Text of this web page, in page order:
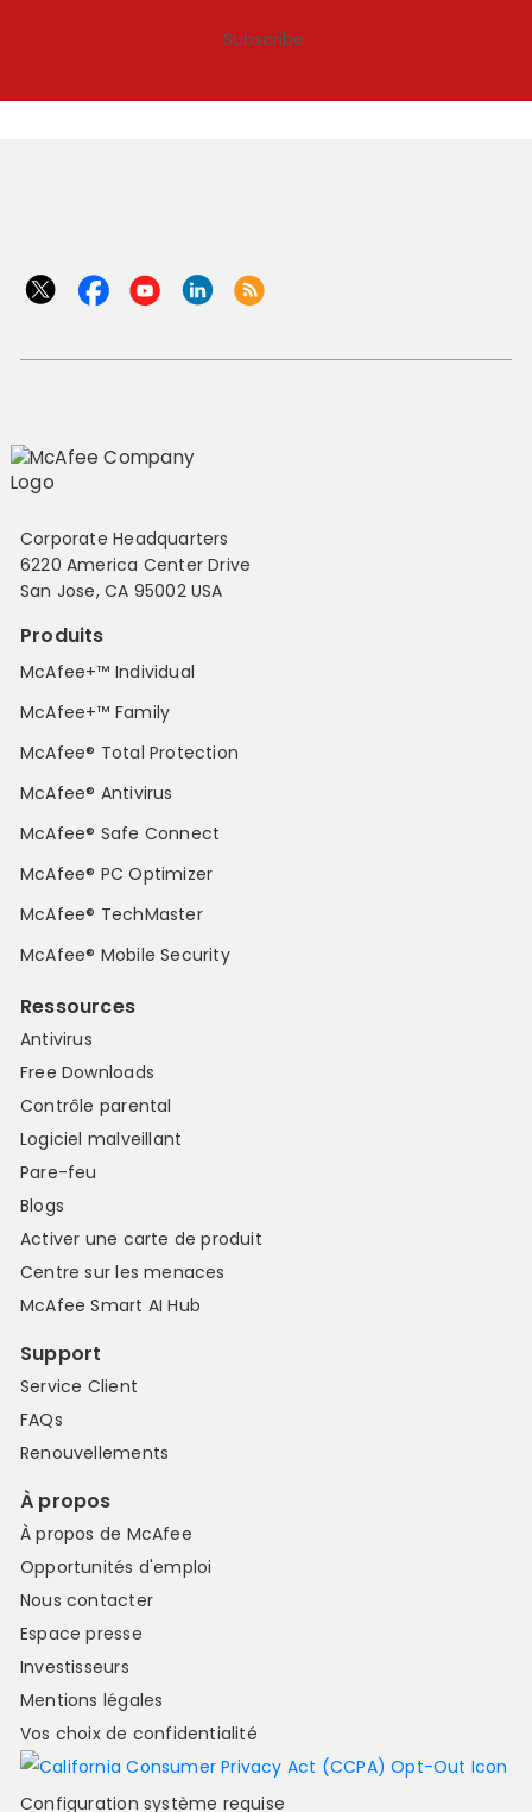
Subscribe
Corporate Headquarters
6220 America Center Drive
San Jose, CA 95002 USA
Produits
McAfee+™ Individual
McAfee+™ Family
McAfee® Total Protection
McAfee® Antivirus
McAfee® Safe Connect
McAfee® PC Optimizer
McAfee® TechMaster
McAfee® Mobile Security
Ressources
Antivirus
Free Downloads
Contrôle parental
Logiciel malveillant
Pare-feu
Blogs
Activer une carte de produit
Centre sur les menaces
McAfee Smart AI Hub
Support
Service Client
FAQs
Renouvellements
À propos
À propos de McAfee
Opportunités d'emploi
Nous contacter
Espace presse
Investisseurs
Mentions légales
Vos choix de confidentialité
Configuration système requise